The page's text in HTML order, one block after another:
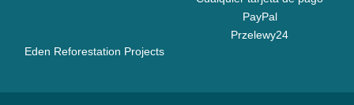
Eden Reforestation Projects
PayPal
Przelewy24